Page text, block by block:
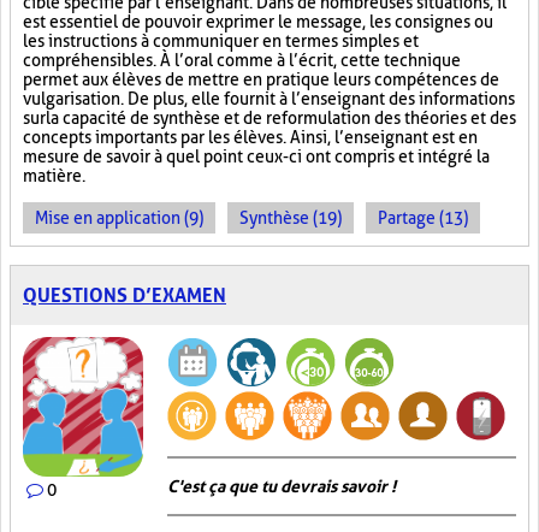
est essentiel de pouvoir exprimer le message, les consignes ou
les instructions à communiquer en termes simples et
compréhensibles. À l’oral comme à l’écrit, cette technique
permet aux élèves de mettre en pratique leurs compétences de
vulgarisation. De plus, elle fournit à l’enseignant des informations
sur la capacité de synthèse et de reformulation des théories et des
concepts importants par les élèves. Ainsi, l’enseignant est en
mesure de savoir à quel point ceux-ci ont compris et intégré la
matière.
Mise en application (9) Synthèse (19) Partage (13)
QUESTIONS D’EXAMEN
0 C'est ça que tu devrais savoir !